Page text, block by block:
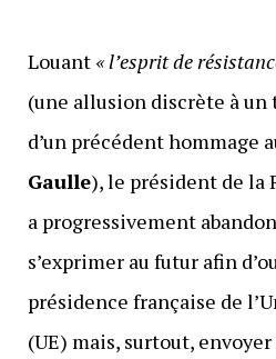
Louant « l’esprit de
(une allusion discrète à
d’un précédent hommage
Gaulle), le président de la
a progressivement
s’exprimer au futur afin
présidence française de
(UE) mais, surtout,